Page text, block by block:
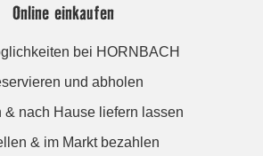
Online einkaufen
bei HORNBACH
und abholen
& nach Hause liefern lassen
& im Markt bezahlen